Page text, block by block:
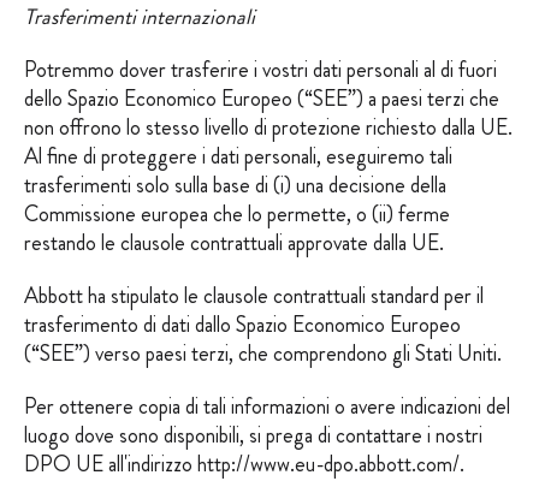
Trasferimenti internazionali
Potremmo dover trasferire i vostri dati personali al di fuori
dello Spazio Economico Europeo (“SEE”) a paesi terzi che
non offrono lo stesso livello di protezione richiesto dalla UE.
Al fine di proteggere i dati personali, eseguiremo tali
trasferimenti solo sulla base di (i) una decisione della
Commissione europea che lo permette, o (ii) ferme
restando le clausole contrattuali approvate dalla UE.
Abbott ha stipulato le clausole contrattuali standard per il
trasferimento di dati dallo Spazio Economico Europeo
(“SEE”) verso paesi terzi, che comprendono gli Stati Uniti.
Per ottenere copia di tali informazioni o avere indicazioni del
luogo dove sono disponibili, si prega di contattare i nostri
DPO UE all'indirizzohttp://www.eu-dpo.abbott.com/.